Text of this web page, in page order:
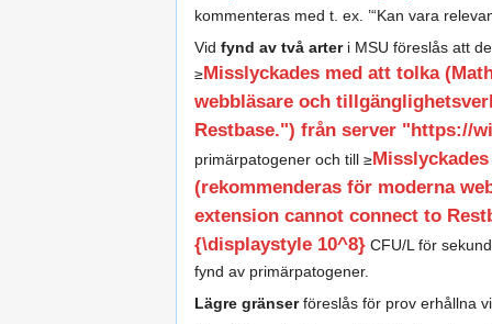
kommenteras med t. ex. ’“Kan vara
Vid fynd av två arteri MSU föreslås att
≥Misslyckades med att tolka
webbläsare och
Restbase.") från server "https://
primärpatogener och till ≥
(rekommenderas för moderna
extension cannot connect to
{\displaystyle 10^8} CFU/L för
fynd av primärpatogener.
Lägre gränserföreslås för prov erhållna